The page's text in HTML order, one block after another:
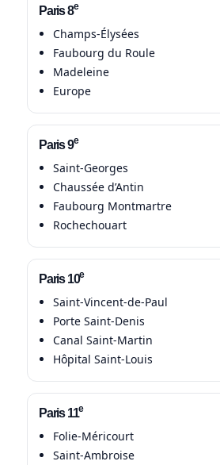
Paris 8e
Champs-Élysées
Faubourg du Roule
Madeleine
Europe
Paris 9e
Saint-Georges
Chaussée d’Antin
Faubourg Montmartre
Rochechouart
Paris 10e
Saint-Vincent-de-Paul
Porte Saint-Denis
Canal Saint-Martin
Hôpital Saint-Louis
Paris 11e
Folie-Méricourt
Saint-Ambroise